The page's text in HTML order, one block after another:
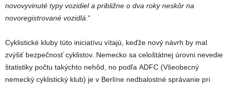
novovyvinuté typy vozidiel a približne o dva roky neskôr na
novoregistrované vozidlá.“
Cyklistické kluby túto iniciatívu vítajú, keďže nový návrh by mal
zvýšiť bezpečnosť cyklistov. Nemecko sa celoštátnej úrovni nevedie
štatistiky počtu takýchto nehôd, no podľa ADFC (Všeobecný
nemecký cyklistický klub) je v Berlíne nedbalostné správanie pri